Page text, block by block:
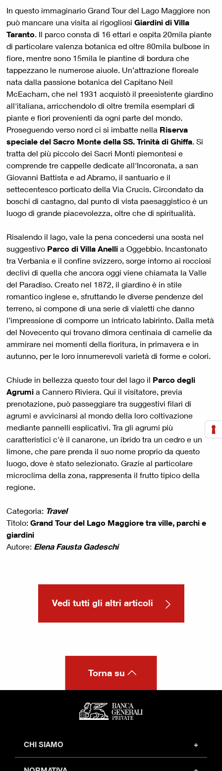
In questo immaginario Grand Tour del Lago Maggiore non
può mancare una visita ai rigogliosi Giardini di Villa
Taranto. Il parco consta di 16 ettari e ospita 20mila piante
di particolare valenza botanica ed oltre 80mila bulbose in
fiore, mentre sono 15mila le piantine di bordura che
tappezzano le numerose aiuole. Un’attrazione floreale
nata dalla passione botanica del Capitano Neil
McEacharn, che nel 1931 acquistò il preesistente giardino
all'italiana, arricchendolo di oltre tremila esemplari di
piante e fiori provenienti da ogni parte del mondo.
Proseguendo verso nord ci si imbatte nella Riserva
speciale del Sacro Monte della SS. Trinità di Ghiffa. Si
tratta del più piccolo dei Sacri Monti piemontesi e
comprende tre cappelle dedicate all'Incoronata, a san
Giovanni Battista e ad Abramo, il santuario e il
settecentesco porticato della Via Crucis. Circondato da
boschi di castagno, dal punto di vista paesaggistico è un
luogo di grande piacevolezza, oltre che di spiritualità.
Risalendo il lago, vale la pena concedersi una sosta nel
suggestivo Parco di Villa Anelli a Oggebbio. Incastonato
tra Verbania e il confine svizzero, sorge intorno ai rocciosi
declivi di quella che ancora oggi viene chiamata la Valle
del Paradiso. Creato nel 1872, il giardino è in stile
romantico inglese e, sfruttando le diverse pendenze del
terreno, si compone di una serie di vialetti che danno
l’impressione di comporre un intricato labirinto. Dalla metà
del Novecento qui trovano dimora centinaia di camelie da
ammirare nei momenti della fioritura, in primavera e in
autunno, per le loro innumerevoli varietà di forme e colori.
Chiude in bellezza questo tour del lago il Parco degli
Agrumi a Cannero Riviera. Qui il visitatore, previa
prenotazione, può passeggiare tra suggestivi filari di
agrumi e avvicinarsi al mondo della loro coltivazione
mediante pannelli esplicativi. Tra gli agrumi più
caratteristici c'è il canarone, un ibrido tra un cedro e un
limone, che pare prenda il suo nome proprio da questo
luogo, dove è stato selezionato. Grazie al particolare
microclima della zona, rappresenta il frutto tipico della
regione.
Categoria: Travel
Titolo: Grand Tour del Lago Maggiore tra ville, parchi e
giardini
Autore: Elena Fausta Gadeschi
Vedi tutti gli altri articoli
Torna su
CHI SIAMO
Profilo